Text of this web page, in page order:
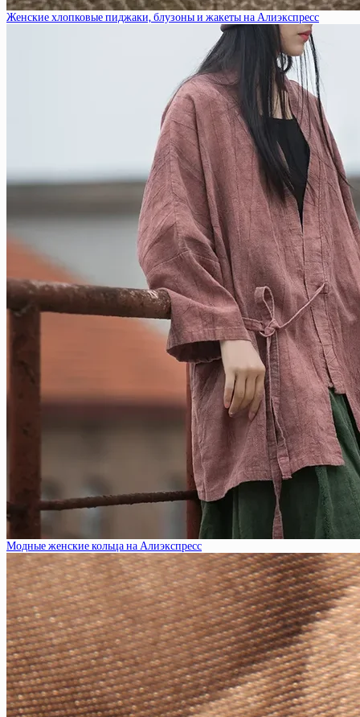
Женские хлопковые пиджаки, блузоны и жакеты на Алиэкспресс
Модные женские кольца на Алиэкспресс